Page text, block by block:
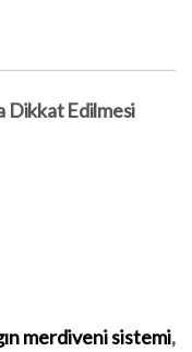
Dikkat Edilmesi
merdiveni sistemi,